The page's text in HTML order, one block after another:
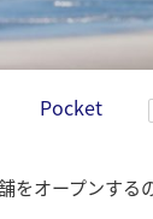
Pocket
をオープンす